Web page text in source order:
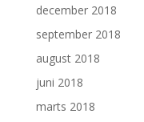
december 2018
september 2018
august 2018
juni 2018
marts 2018